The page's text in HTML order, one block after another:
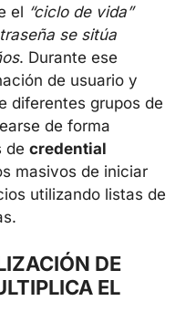
el “ciclo de vida”
se sitúa
. Durante ese
de usuario y
grupos
de forma
de credential
masivos de iniciar
DE